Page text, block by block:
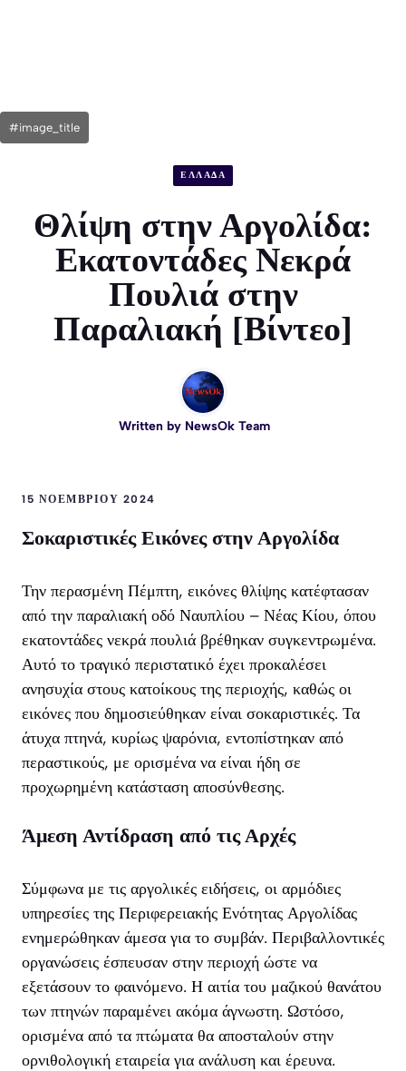
#image_title
ΕΛΛΑΔΑ
Θλίψη στην Αργολίδα:
Εκατοντάδες Νεκρά
Πουλιά στην
Παραλιακή [Βίντεο]
Written by NewsOk Team
15 ΝΟΕΜΒΡΊΟΥ 2024
Σοκαριστικές Εικόνες στην Αργολίδα
Την περασμένη Πέμπτη, εικόνες θλίψης κατέφτασαν
από την παραλιακή οδό Ναυπλίου – Νέας Κίου, όπου
εκατοντάδες νεκρά πουλιά βρέθηκαν συγκεντρωμένα.
Αυτό το τραγικό περιστατικό έχει προκαλέσει
ανησυχία στους κατοίκους της περιοχής, καθώς οι
εικόνες που δημοσιεύθηκαν είναι σοκαριστικές. Τα
άτυχα πτηνά, κυρίως ψαρόνια, εντοπίστηκαν από
περαστικούς, με ορισμένα να είναι ήδη σε
προχωρημένη κατάσταση αποσύνθεσης.
Άμεση Αντίδραση από τις Αρχές
Σύμφωνα με τις αργολικές ειδήσεις, οι αρμόδιες
υπηρεσίες της Περιφερειακής Ενότητας Αργολίδας
ενημερώθηκαν άμεσα για το συμβάν. Περιβαλλοντικές
οργανώσεις έσπευσαν στην περιοχή ώστε να
εξετάσουν το φαινόμενο. Η αιτία του μαζικού θανάτου
των πτηνών παραμένει ακόμα άγνωστη. Ωστόσο,
ορισμένα από τα πτώματα θα αποσταλούν στην
ορνιθολογική εταιρεία για ανάλυση και έρευνα.